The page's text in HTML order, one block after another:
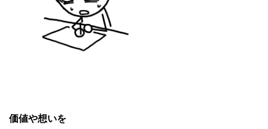
価値や想いを